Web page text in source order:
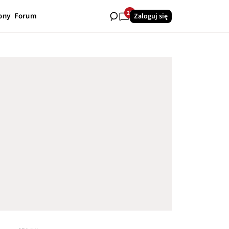
Forum 25Zaloguj się